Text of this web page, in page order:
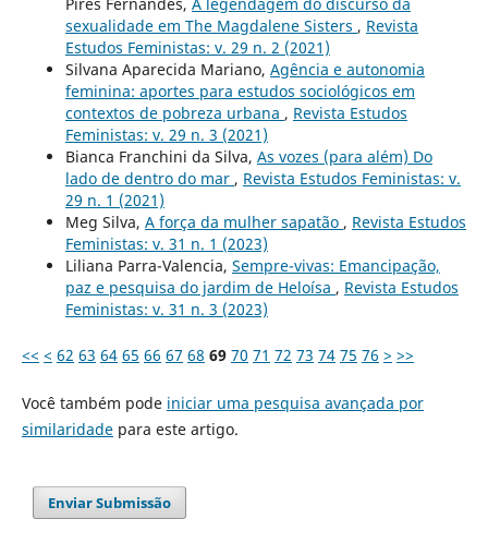
sexualidade em The Magdalene Sisters , Revista
Estudos Feministas: v. 29 n. 2 (2021)
Silvana Aparecida Mariano, Agência e autonomia
feminina: aportes para estudos sociológicos em
contextos de pobreza urbana , Revista Estudos
Feministas: v. 29 n. 3 (2021)
Bianca Franchini da Silva, As vozes (para além) Do
lado de dentro do mar , Revista Estudos Feministas: v.
29 n. 1 (2021)
Meg Silva, A força da mulher sapatão , Revista Estudos
Feministas: v. 31 n. 1 (2023)
Liliana Parra-Valencia, Sempre-vivas: Emancipação,
paz e pesquisa do jardim de Heloísa , Revista Estudos
Feministas: v. 31 n. 3 (2023)
<< < 62 63 64 65 66 67 68 69 70 71 72 73 74 75 76 > >>
Você também pode iniciar uma pesquisa avançada por
similaridadepara este artigo.
Enviar Submissão